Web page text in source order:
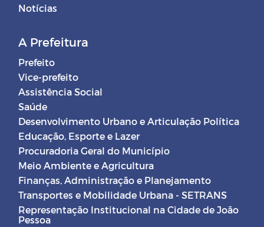
Notícias
A Prefeitura
Prefeito
Vice-prefeito
Assistência Social
Saúde
Desenvolvimento Urbano e Articulação Política
Educação, Esporte e Lazer
Procuradoria Geral do Município
Meio Ambiente e Agricultura
Finanças, Administração e Planejamento
Transportes e Mobilidade Urbana - SETRANS
Representação Institucional na Cidade de João
Pessoa